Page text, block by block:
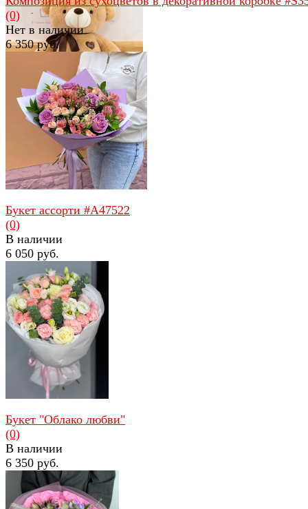
избранное сравнить
избранное сравнить
Большой мишка 80см
В наличии
2 450 руб.
избранное сравнить
(0)
Нет в наличии
6 350 руб.
избранное сравнить
Букет ассорти #A47522
(0)
В наличии
6 050 руб.
Букет "Облако любви"
(0)
В наличии
6 350 руб.